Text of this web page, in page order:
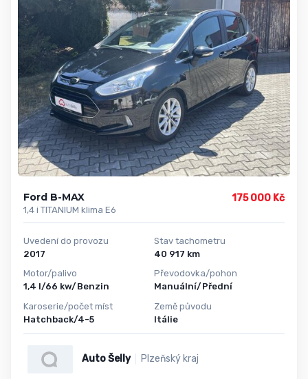
Ford B-MAX
1,4 i TITANIUM klima E6
175 000 Kč
Uvedení do provozu
2017
Motor/palivo
1,4 l/66 kw/Benzin
Karoserie/počet míst
Hatchback/4-5
Stav tachometru
40 917 km
Převodovka/pohon
Manuální/Přední
Země původu
Itálie
Auto Šelly Plzeňský kraj